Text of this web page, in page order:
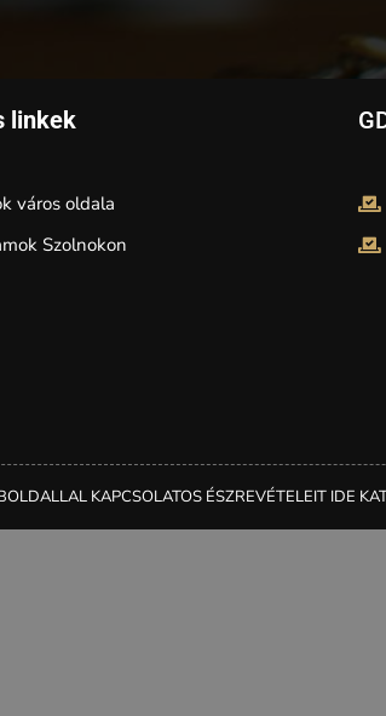
linkek
város oldala
Szolnokon
KAPCSOLATOS ÉSZREVÉTELEIT IDE